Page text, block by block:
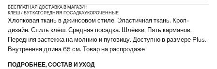
БЕСПЛАТНАЯ ДОСТАВКА В МАГАЗИН
КЛЕШ / БУТКАТСРЕДНЯЯ ПОСАДКАУКОРОЧЕННЫЕ
Хлопковая ткань в джинсовом стиле. Эластичная ткань. Кроп-
дизайн. Стиль клёш. Средняя посадка. Шлёвки. Пять карманов.
Передняя застежка на молнию и пуговицу. Доступно в размере Plus.
Внутренняя длина 65 см. Товар на распродаже
ПОДРОБНЕЕ, СОСТАВ И УХОД